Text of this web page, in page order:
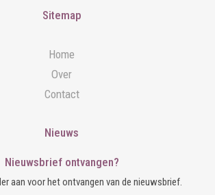
Sitemap
Home
Over
Contact
Nieuws
Nieuwsbrief ontvangen?
aan voor het ontvangen van de nieuwsbrief.